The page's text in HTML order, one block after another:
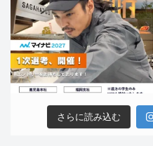
さらに読み込む